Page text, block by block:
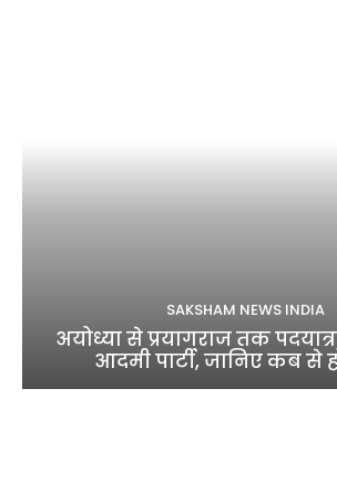
SAKSHAM NEWS INDIA
अयोध्या से प्रयागराज तक
आदमी पार्टी, जानिए कब से